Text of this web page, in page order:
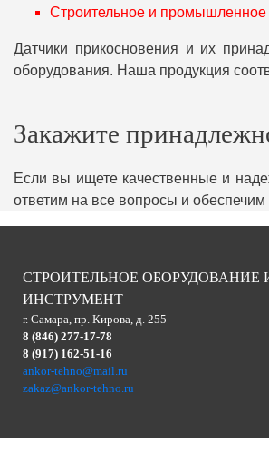
Строительное и промышленное
Датчики прикосновения и их
оборудования. Наша продукция
Закажите
Если вы ищете качественные и
ответим на все вопросы и
СТРОИТЕЛЬНОЕ ОБОРУДОВАНИЕ
ИНСТРУМЕНТ
г. Самара, пр. Кирова, д. 255
8 (846) 277-17-78
8 (917) 162-51-16
ankor-tehno@mail.ru
zakaz@ankor-tehno.ru